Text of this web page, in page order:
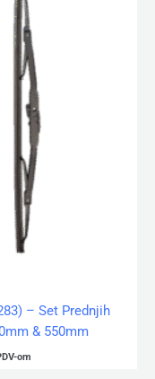
– Set Prednjih
& 550mm
om